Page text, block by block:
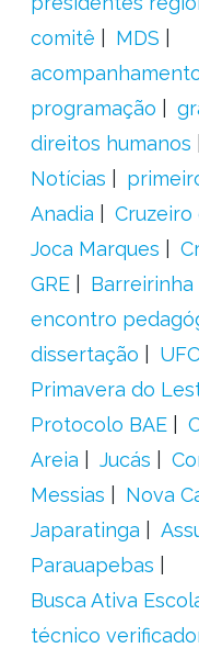
comitê
MDS
programação
direitos humanos
Notícias
Anadia
Cruzeiro
Joca Marques
GRE
Barreirinha
encontro
dissertação
UFC
Primavera do
Protocolo BAE
Areia
Jucás
Messias
Nova
Japaratinga
Parauapebas
Busca Ativa
técnico